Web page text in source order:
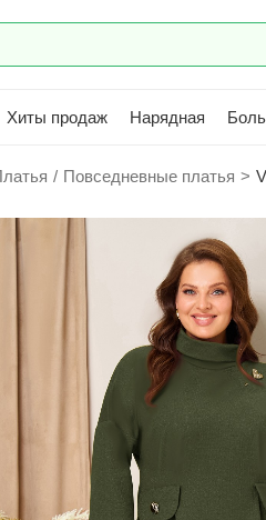
Хиты продаж Нарядная
/ Повседневные платья >